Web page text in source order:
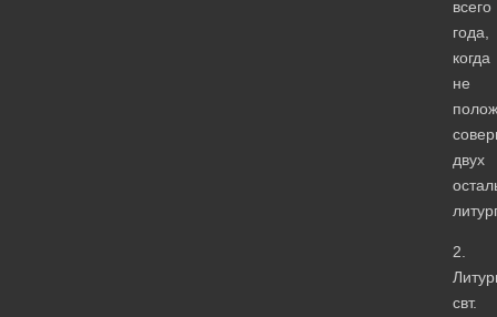
всего
года,
когда
не
двух
2.
свт.